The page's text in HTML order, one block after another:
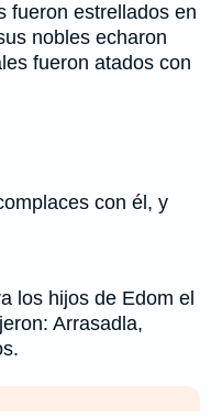
fueron estrellados en
nobles echaron
fueron atados con
con él, y
los hijos de Edom el
Arrasadla,